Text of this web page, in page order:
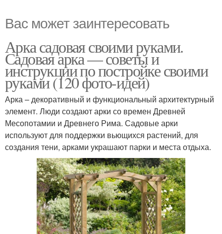
Вас может заинтересовать
Арка садовая своими руками.
Садовая арка — советы и
инструкции по постройке своими
руками (120 фото-идей)
Арка – декоративный и функциональный архитектурный
элемент. Люди создают арки со времен Древней
Месопотамии и Древнего Рима. Садовые арки
используют для поддержки вьющихся растений, для
создания тени, арками украшают парки и места отдыха.